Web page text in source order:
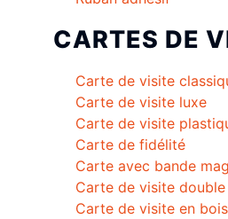
CARTES DE
Carte de visite
Carte de visite luxe
Carte de visite
Carte de fidélité
Carte avec bande
Carte de visite
Carte de visite en bois